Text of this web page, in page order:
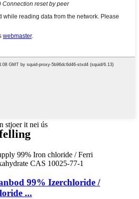
stjoer it nei ús
99% Izerchloride /
...